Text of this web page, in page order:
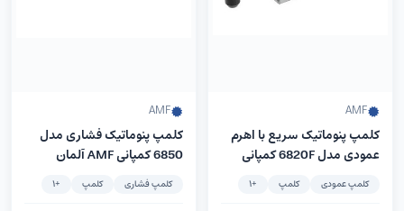
AMF
کلمپ پنوماتیک سریع با اهرم
عمودی مدل 6820F کمپانی
Festo آلمان
کلمپ عمودی کلمپ +1
AMF
کلمپ پنوماتیک فشاری مدل
6850 کمپانی AMF آلمان
آلمان
کلمپ فشاری کلمپ +1